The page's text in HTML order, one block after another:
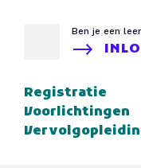
Ben je een
Registratie
Voorlichtingen